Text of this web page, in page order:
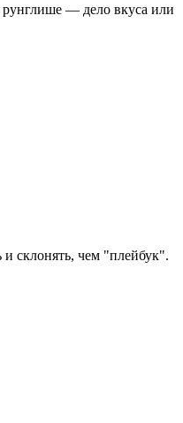
— дело вкуса или
и склонять, чем "плейбук".